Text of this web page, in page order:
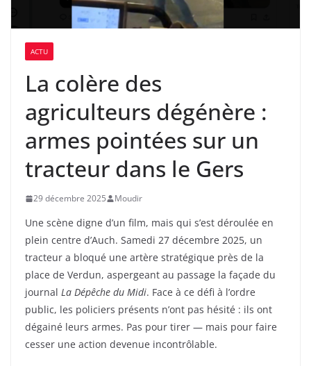
ACTU
La colère des
agriculteurs dégénère :
armes pointées sur un
tracteur dans le Gers
29 décembre 2025 Moudir
Une scène digne d’un film, mais qui s’est déroulée en
plein centre d’Auch. Samedi 27 décembre 2025, un
tracteur a bloqué une artère stratégique près de la
place de Verdun, aspergeant au passage la façade du
journal La Dépêche du Midi. Face à ce défi à l’ordre
public, les policiers présents n’ont pas hésité : ils ont
dégainé leurs armes. Pas pour tirer — mais pour faire
cesser une action devenue incontrôlable.